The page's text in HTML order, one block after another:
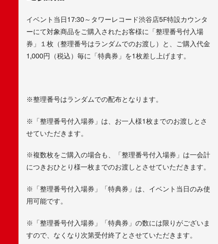
イベント当日17:30～タワーレコード渋谷店5F特設カウンタ
ーにて対象商品をご購入されたお客様に「整理番号付入場
券」１枚（整理番号はランダムでのお渡し）と、ご購入代金
1,000円（税込）毎に「特典券」を1枚差し上げます。
※整理番号はランダムでの配布となります。
※「整理番号付入場券」は、お一人様1枚までのお渡しとさ
せていただきます。
※複数枚をご購入の場合も、「整理番号付入場券」は一会計
につきおひとり様一枚までのお渡しとさせていただきます。
※「整理番号付入場券」「特典券」は、イベント当日のみ使
用可能です。
※「整理番号付入場券」「特典券」の数には限りがございま
すので、なくなり次第受付終了とさせていただきます。